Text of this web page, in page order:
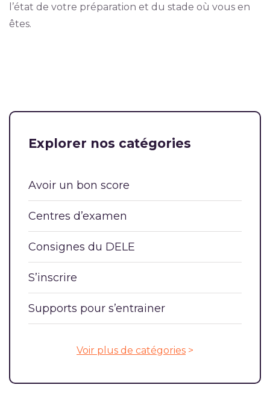
l’état de votre préparation et du stade où vous en
êtes.
Explorer nos catégories
Avoir un bon score
Centres d’examen
Consignes du DELE
S’inscrire
Supports pour s’entrainer
Voir plus de catégories >